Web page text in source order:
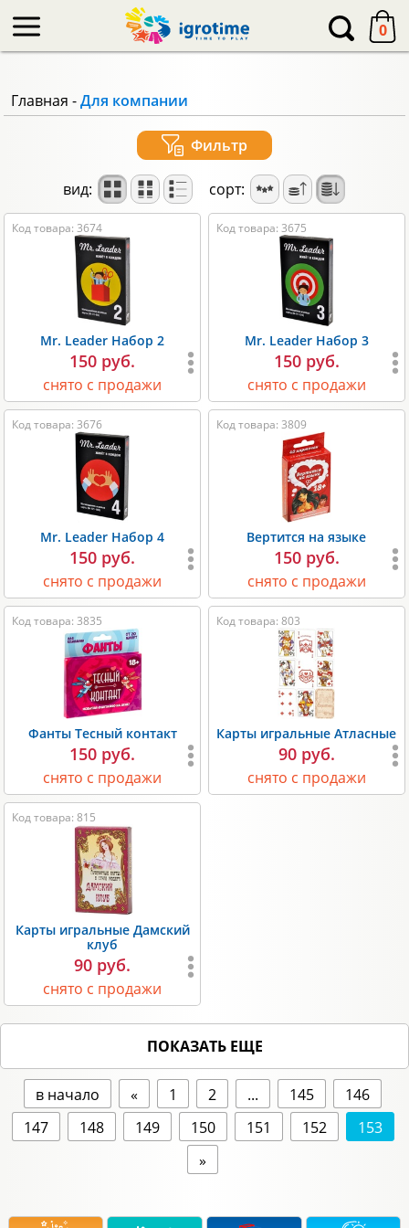
0
Главная - Для компании
Фильтр
вид: сорт:
Код товара: 3674
Mr. Leader Набор 2
150 руб.
снято с продажи
Код товара: 3675
Mr. Leader Набор 3
150 руб.
снято с продажи
Код товара: 3676
Mr. Leader Набор 4
150 руб.
снято с продажи
Код товара: 3809
Вертится на языке
150 руб.
снято с продажи
Код товара: 3835
Фанты Тесный контакт
150 руб.
снято с продажи
Код товара: 803
Карты игральные Атласные
90 руб.
снято с продажи
Код товара: 815
Карты игральные Дамский
клуб
90 руб.
снято с продажи
ПОКАЗАТЬ ЕЩЕ
в начало « 1 2 ... 145
146
147
148 149 150 151 152
153
»